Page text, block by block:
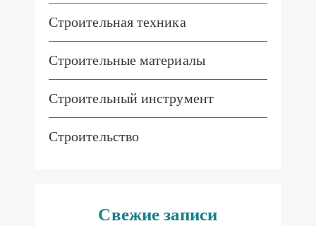
Строительная техника
Строительные материалы
Строительный инструмент
Строительство
Свежие записи